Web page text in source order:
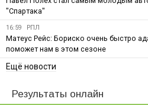
"Спартака"
16:59 РПЛ
Матеус Рейс: Бориско очень быстро
поможет нам в этом сезоне
Ещё новости
Результаты онлайн